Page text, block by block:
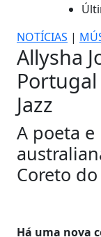
NOTÍCIAS |
Allysha
Jazz
A poeta
Coreto
Há uma nova